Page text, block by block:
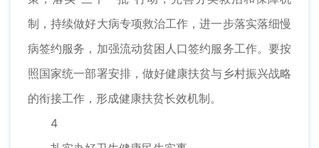
制，持续做好大病专项救治工作，进一步落实落细慢
病签约服务，加强流动贫困人口签约服务工作。要按
照国家统一部署安排，做好健康扶贫与乡村振兴战略
的衔接工作，形成健康扶贫长效机制。
4